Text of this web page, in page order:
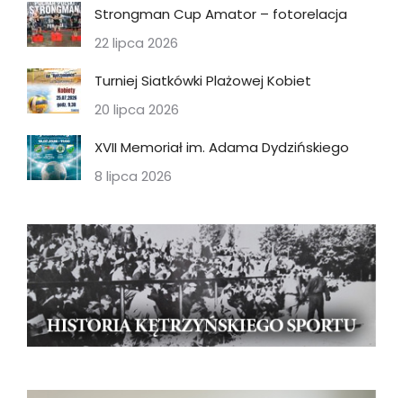
Strongman Cup Amator – fotorelacja
22 lipca 2026
Turniej Siatkówki Plażowej Kobiet
20 lipca 2026
XVII Memoriał im. Adama Dydzińskiego
8 lipca 2026